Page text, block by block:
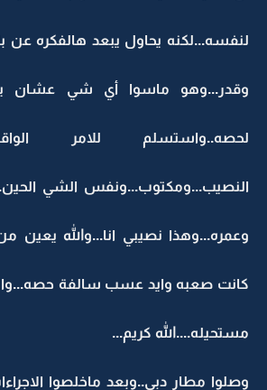
لنفسه...لكنه يحاول يبعد هالفكره عن
وقدر...وهو ماسوا أي شي عشان
لحصه..واستسلم للامر
النصيب...ومكتوب...ونفس الشي
وعمره...وهذا نصيبي انا...والله يعين
كانت صعبه وايد عسب سالفة
مستحيله....الله كريم...
وصلوا مطار دبي..وبعد ماخلصوا